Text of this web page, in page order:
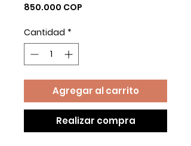
850.000 COP
Cantidad *
Agregar al carrito
Realizar compra